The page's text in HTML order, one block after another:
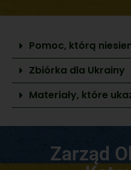
Pomoc, którą
Zbiórka dla Ukrainy
Materiały, które
Zarząd